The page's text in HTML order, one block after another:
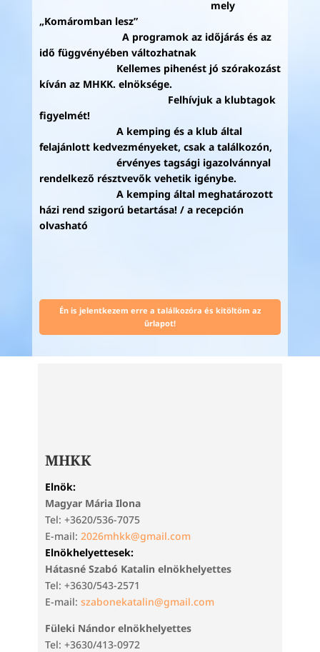
mely
„Komáromban lesz”
A programok az időjárás és az
idő függvényében változhatnak
Kellemes pihenést jó szórakozást
kíván az MHKK. elnöksége.
Felhívjuk a klubtagok
figyelmét!
A kemping és a klub által
felajánlott kedvezményeket, csak a találkozón,
érvényes tagsági igazolvánnyal
rendelkező résztvevők vehetik igénybe.
A kemping által meghatározott
házi rend szigorú betartása! / a recepción
olvasható
Én is jelentkezem erre a találkozóra és kitöltöm az
űrlapot!
MHKK
Elnök:
Magyar Mária Ilona
Tel: +3620/536-7075
E-mail: 2026mhkk@gmail.com
Elnökhelyettesek:
Hátasné Szabó Katalin elnökhelyettes
Tel: +3630/543-2571
E-mail: szabonekatalin@gmail.com
Füleki Nándor elnökhelyettes
Tel: +3630/413-0972